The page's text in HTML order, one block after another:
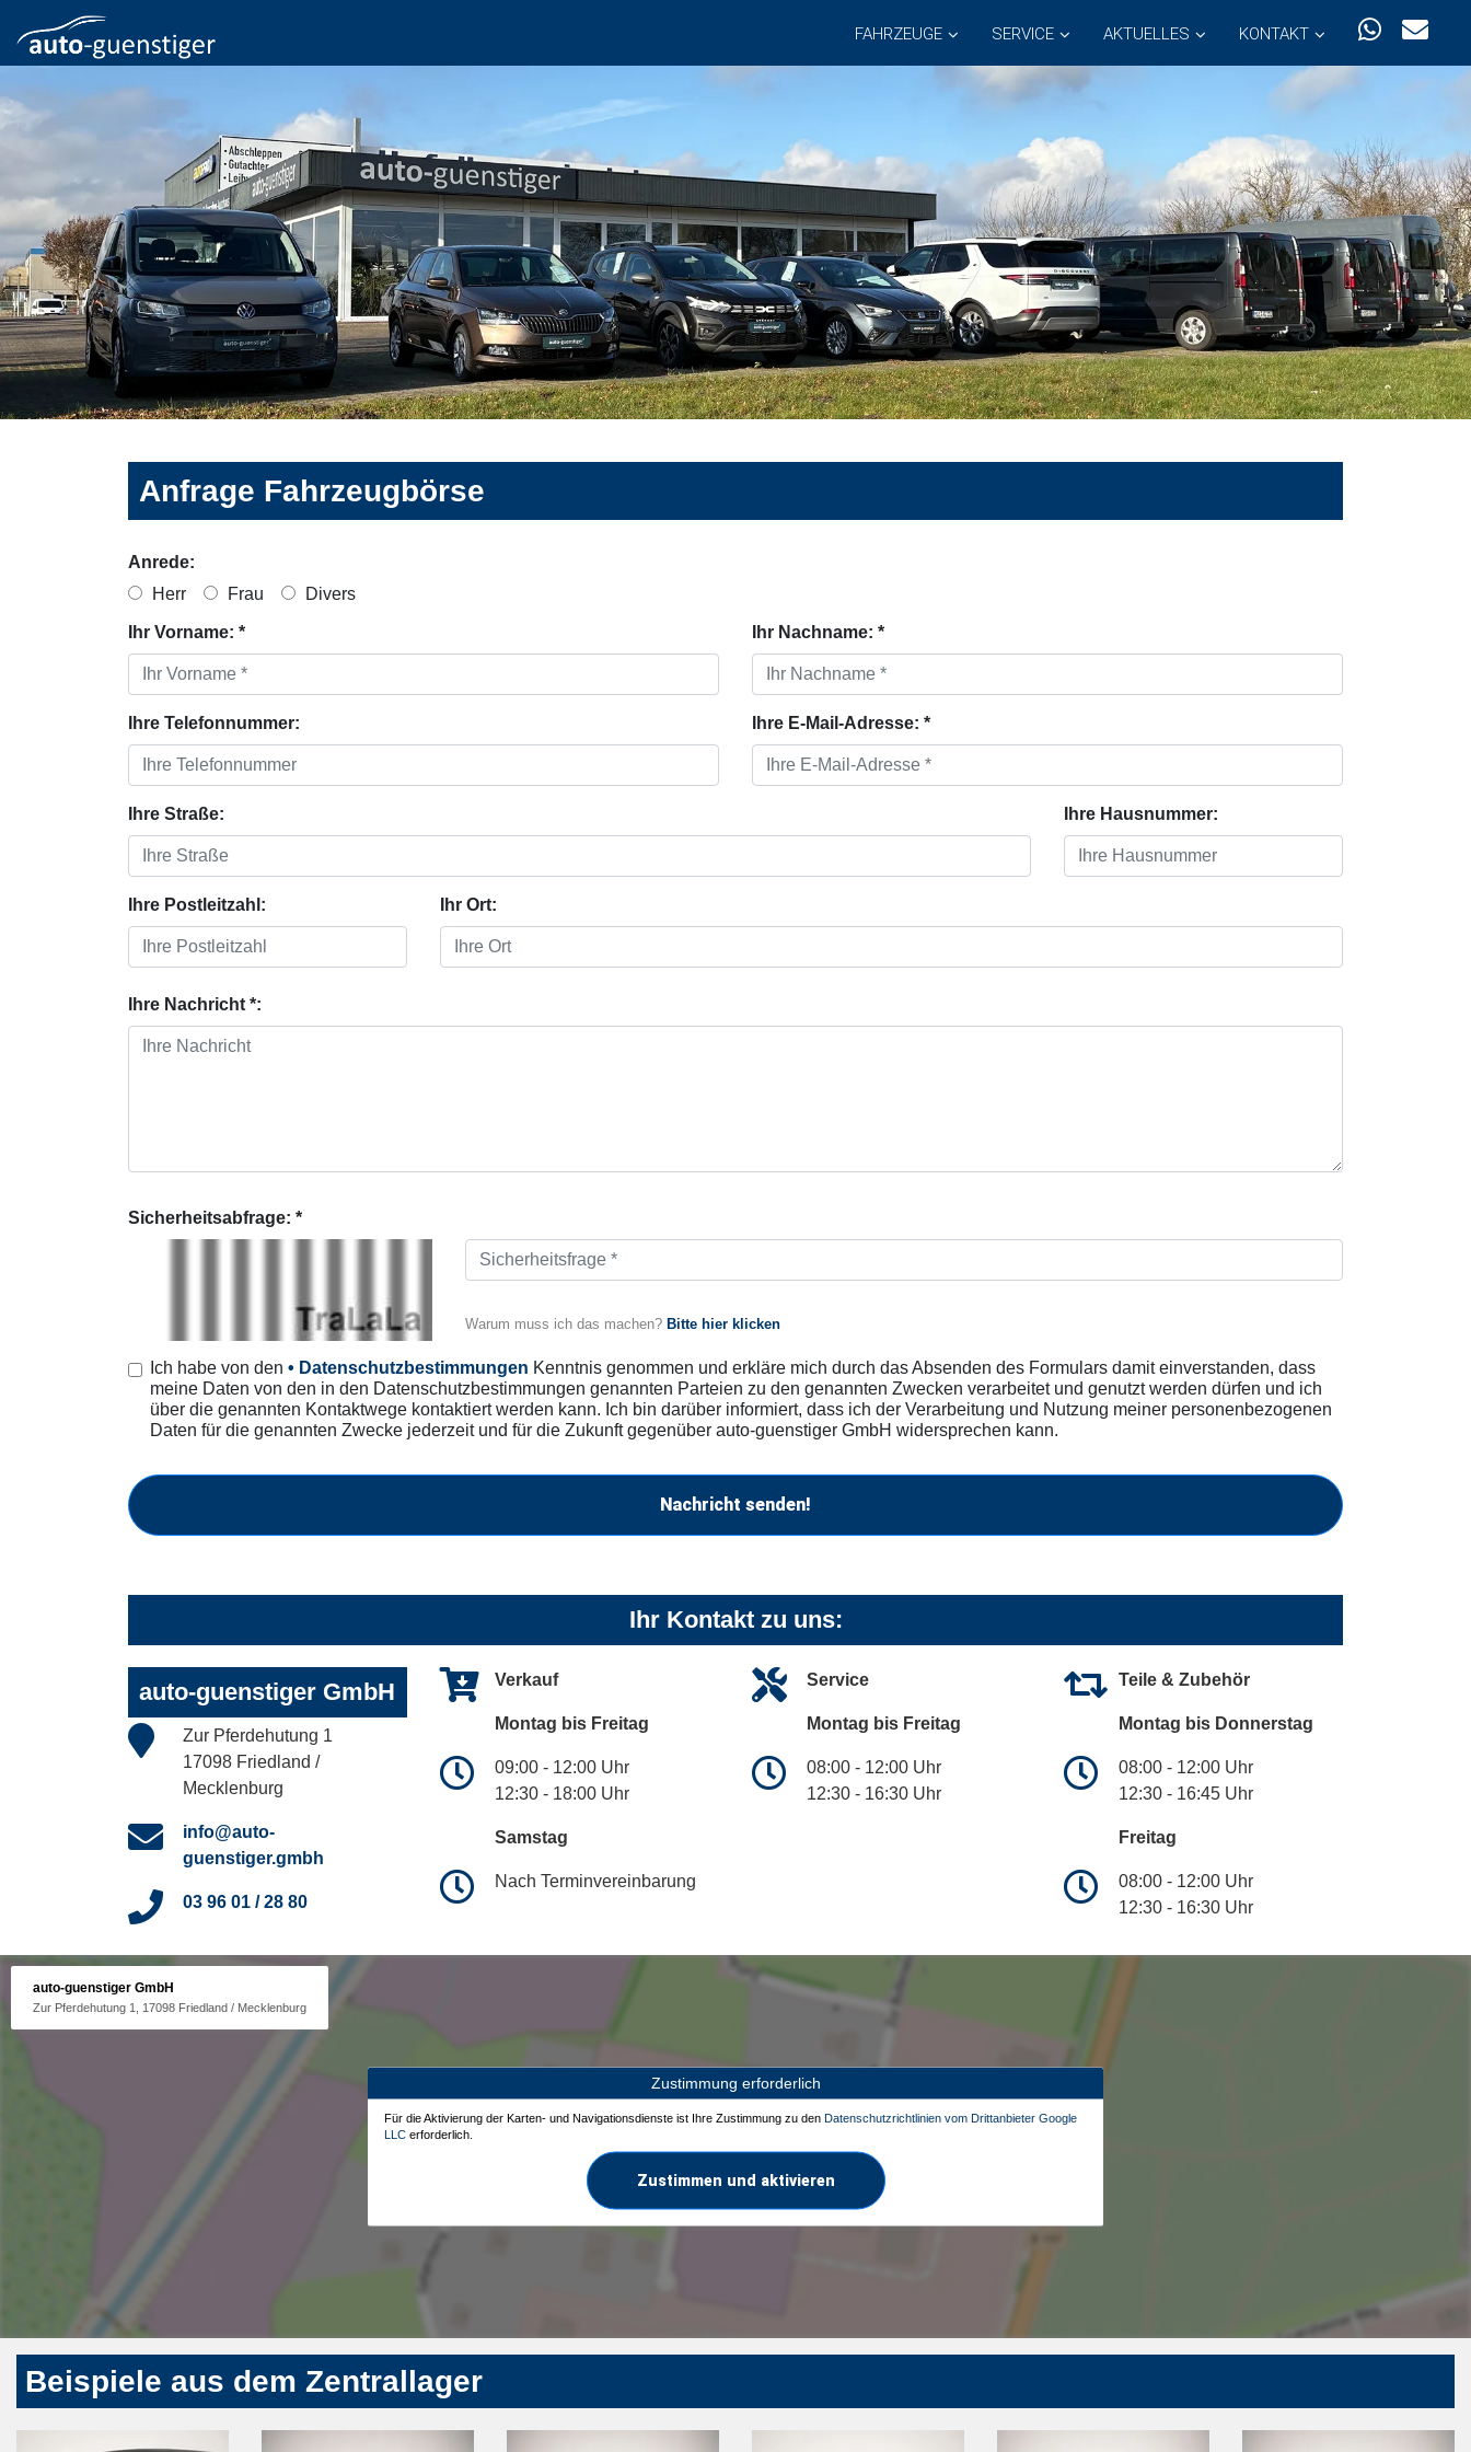
FAHRZEUGE SERVICE AKTUELLES KONTAKT
Anfrage Fahrzeugbörse
Anrede:
Herr
Frau Divers
Ihr Vorname: * Ihr Nachname: *
Ihre Telefonnummer: Ihre E-Mail-Adresse: *
Ihre Straße: Ihre Hausnummer:
Ihre Postleitzahl: Ihr Ort:
Ihre Nachricht *:
Sicherheitsabfrage: *
Warum muss ich das machen? Bitte hier klicken
Ich habe von den • Datenschutzbestimmungen Kenntnis genommen und erkläre mich durch das Absenden des Formulars damit einverstanden, dass
meine Daten von den in den Datenschutzbestimmungen genannten Parteien zu den genannten Zwecken verarbeitet und genutzt werden dürfen und ich
über die genannten Kontaktwege kontaktiert werden kann. Ich bin darüber informiert, dass ich der Verarbeitung und Nutzung meiner personenbezogenen
Daten für die genannten Zwecke jederzeit und für die Zukunft gegenüber auto-guenstiger GmbH widersprechen kann.
Nachricht senden!
Ihr Kontakt zu uns:
auto-guenstiger GmbH
Zur Pferdehutung 1
17098 Friedland /
Mecklenburg
info@auto-
guenstiger.gmbh
03 96 01 / 28 80
Verkauf
Montag bis Freitag
09:00 - 12:00 Uhr
12:30 - 18:00 Uhr
Samstag
Nach Terminvereinbarung
Service
Montag bis Freitag
08:00 - 12:00 Uhr
12:30 - 16:30 Uhr
Teile & Zubehör
Montag bis Donnerstag
08:00 - 12:00 Uhr
12:30 - 16:45 Uhr
Freitag
08:00 - 12:00 Uhr
12:30 - 16:30 Uhr
auto-guenstiger GmbH
Zur Pferdehutung 1, 17098 Friedland / Mecklenburg
Zustimmung erforderlich
Für die Aktivierung der Karten- und Navigationsdienste ist Ihre Zustimmung zu den Datenschutzrichtlinien vom Drittanbieter Google
LLC erforderlich.
Zustimmen und aktivieren
Beispiele aus dem Zentrallager